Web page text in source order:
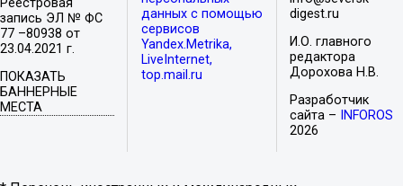
запись ЭЛ № ФС
77 –80938 от
23.04.2021 г.
ПОКАЗАТЬ
БАННЕРНЫЕ
МЕСТА
данных с помощью
сервисов
Yandex.Metrika,
LiveInternet,
top.mail.ru
digest.ru
И.О. главного
редактора
Дорохова Н.В.
Разработчик
сайта –
INFOROS
2026